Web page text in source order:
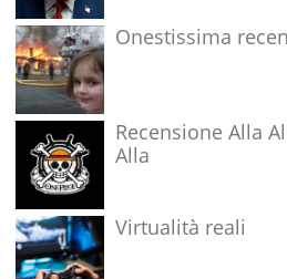
Onestissima
Recensione Alla
Alla
Virtualità reali